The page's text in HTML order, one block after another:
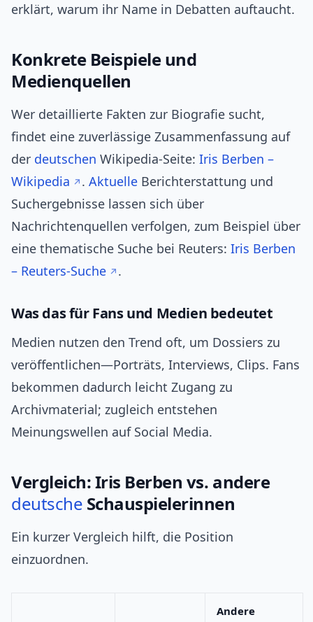
erklärt, warum ihr Name in Debatten auftaucht.
Konkrete Beispiele und
Medienquellen
Wer detaillierte Fakten zur Biografie sucht,
findet eine zuverlässige Zusammenfassung auf
der deutschen Wikipedia-Seite: Iris Berben –
Wikipedia
. Aktuelle Berichterstattung und
Suchergebnisse lassen sich über
Nachrichtenquellen verfolgen, zum Beispiel über
eine thematische Suche bei Reuters: Iris Berben
– Reuters-Suche
.
Was das für Fans und Medien bedeutet
Medien nutzen den Trend oft, um Dossiers zu
veröffentlichen—Porträts, Interviews, Clips. Fans
bekommen dadurch leicht Zugang zu
Archivmaterial; zugleich entstehen
Meinungswellen auf Social Media.
Vergleich: Iris Berben vs. andere
deutsche Schauspielerinnen
Ein kurzer Vergleich hilft, die Position
einzuordnen.
Andere